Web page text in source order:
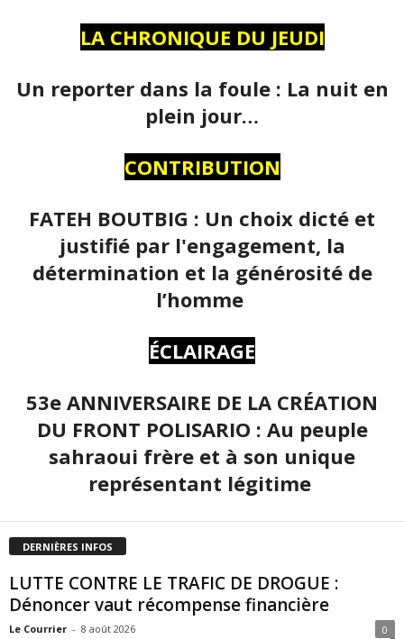
LA CHRONIQUE DU JEUDI
Un reporter dans la foule : La nuit en
plein jour…
CONTRIBUTION
FATEH BOUTBIG : Un choix dicté et
justifié par l'engagement, la
détermination et la générosité de
l’homme
ÉCLAIRAGE
53e ANNIVERSAIRE DE LA CRÉATION
DU FRONT POLISARIO : Au peuple
sahraoui frère et à son unique
représentant légitime
DERNIÈRES INFOS
LUTTE CONTRE LE TRAFIC DE DROGUE :
Dénoncer vaut récompense financière
Le Courrier - 8 août 2026 0